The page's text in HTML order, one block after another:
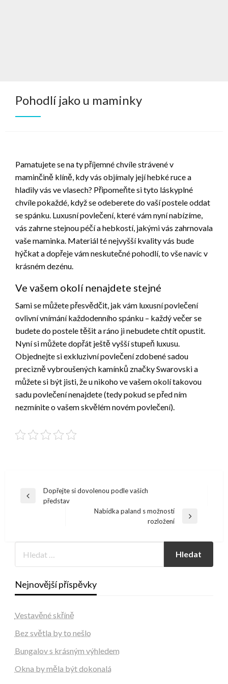
Pohodlí jako u maminky
Pamatujete se na ty příjemné chvíle strávené v
maminčině klíně, kdy vás objímaly její hebké ruce a
hladily vás ve vlasech? Připomeňte si tyto láskyplné
chvíle pokaždé, když se odeberete do vaší postele oddat
se spánku. Luxusní povlečení, které vám nyní nabízíme,
vás zahrne stejnou péčí a hebkostí, jakými vás zahrnovala
vaše maminka. Materiál té nejvyšší kvality vás bude
hýčkat a dopřeje vám neskutečné pohodlí, to vše navíc v
krásném dezénu.
Ve vašem okolí nenajdete stejné
Sami se můžete přesvědčit, jak vám luxusní povlečení
ovlivní vnímání každodenního spánku – každý večer se
budete do postele těšit a ráno ji nebudete chtít opustit.
Nyní si můžete dopřát ještě vyšší stupeň luxusu.
Objednejte si exkluzivní povlečení zdobené sadou
precizně vybroušených kamínků značky Swarovski a
můžete si být jisti, že u nikoho ve vašem okolí takovou
sadu povlečení nenajdete (tedy pokud se před ním
nezmínite o vašem skvělém novém povlečení).
Navigace
Previous
Dopřejte si dovolenou podle vašich
představ
Nabídka paland s možností
rozložení
Nejnovější příspěvky
Vestavěné skříně
Bez světla by to nešlo
Bungalov s krásným výhledem
Okna by měla být dokonalá